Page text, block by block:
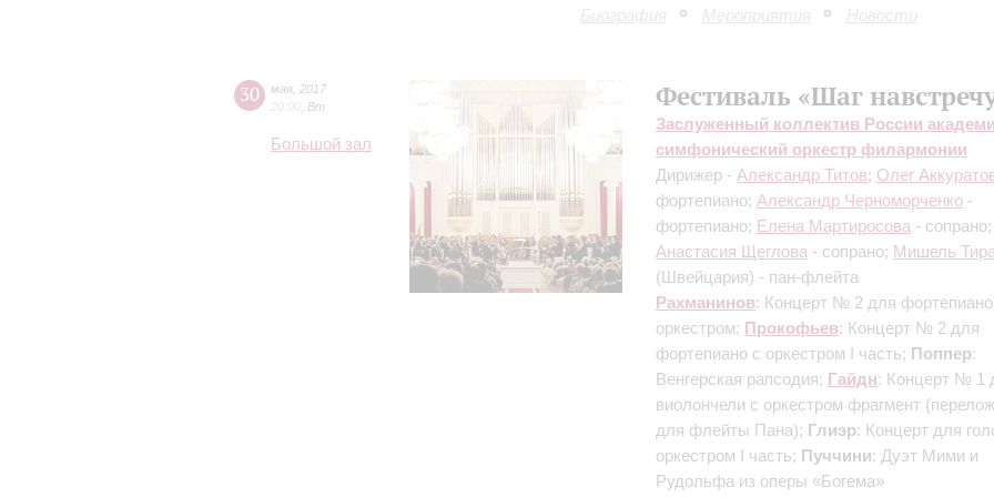
Биография Мероприятия Новости
30 мая 2017
20:00 Вт
Большой зал
Фестиваль «Шаг
Заслуженный коллектив России
симфонический оркестр филармонии
Дирижер - Александр Титов; Олег
фортепиано; Александр Черноморченко -
фортепиано; Елена Мартиросова - сопрано;
Анастасия Щеглова - сопрано; Мишель
(Швейцария) - пан-флейта
Рахманинов: Концерт № 2 для
оркестром; Прокофьев: Концерт № 2 для
фортепиано с оркестром I часть; Поппер:
Венгерская рапсодия; Гайдн: Концерт № 1
виолончели с оркестром фрагмент
для флейты Пана); Глиэр: Концерт для
оркестром I часть; Пуччини: Дуэт Мими и
Рудольфа из оперы «Богема»